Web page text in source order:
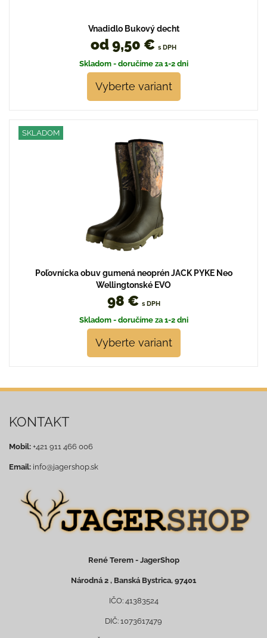
Vnadidlo Bukový decht
od 9,50 € s DPH
Skladom - doručíme za 1-2 dni
Vyberte variant
SKLADOM
Poľovnícka obuv gumená neoprén JACK PYKE Neo
Wellingtonské EVO
98 € s DPH
Skladom - doručíme za 1-2 dni
Vyberte variant
KONTAKT
Mobil: +421 911 466 006
Email: info@jagershop.sk
René Terem - JagerShop
Národná 2 , Banská Bystrica, 97401
IČO: 41383524
DIČ: 1073617479